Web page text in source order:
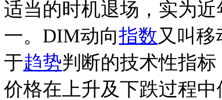
适当的时机退场，实为
一。DIM动向指数又叫
于趋势判断的技术性指
价格在上升及下跌过程